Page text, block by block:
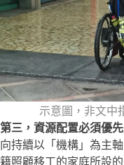
示意圖，非文中
第三，資源配置必須優
向持續以「機構」為主
籍照顧移工的家庭所設